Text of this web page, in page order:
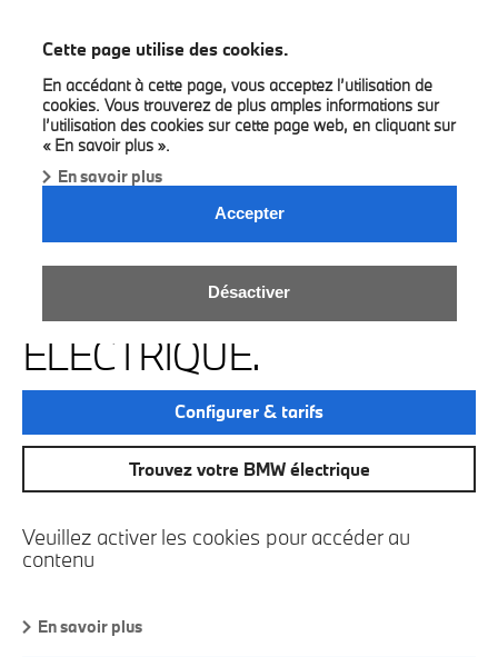
Cette page utilise des cookies.
En accédant à cette page, vous acceptez l’utilisation de
cookies. Vous trouverez de plus amples informations sur
l’utilisation des cookies sur cette page web, en cliquant sur
« En savoir plus ».
En savoir plus
Accepter
Désactiver
LE PLAISIR DE
CONDUIRE. 100 %
ÉLECTRIQUE.
Configurer & tarifs
Trouvez votre BMW électrique
Veuillez activer les cookies pour accéder au
contenu
En savoir plus